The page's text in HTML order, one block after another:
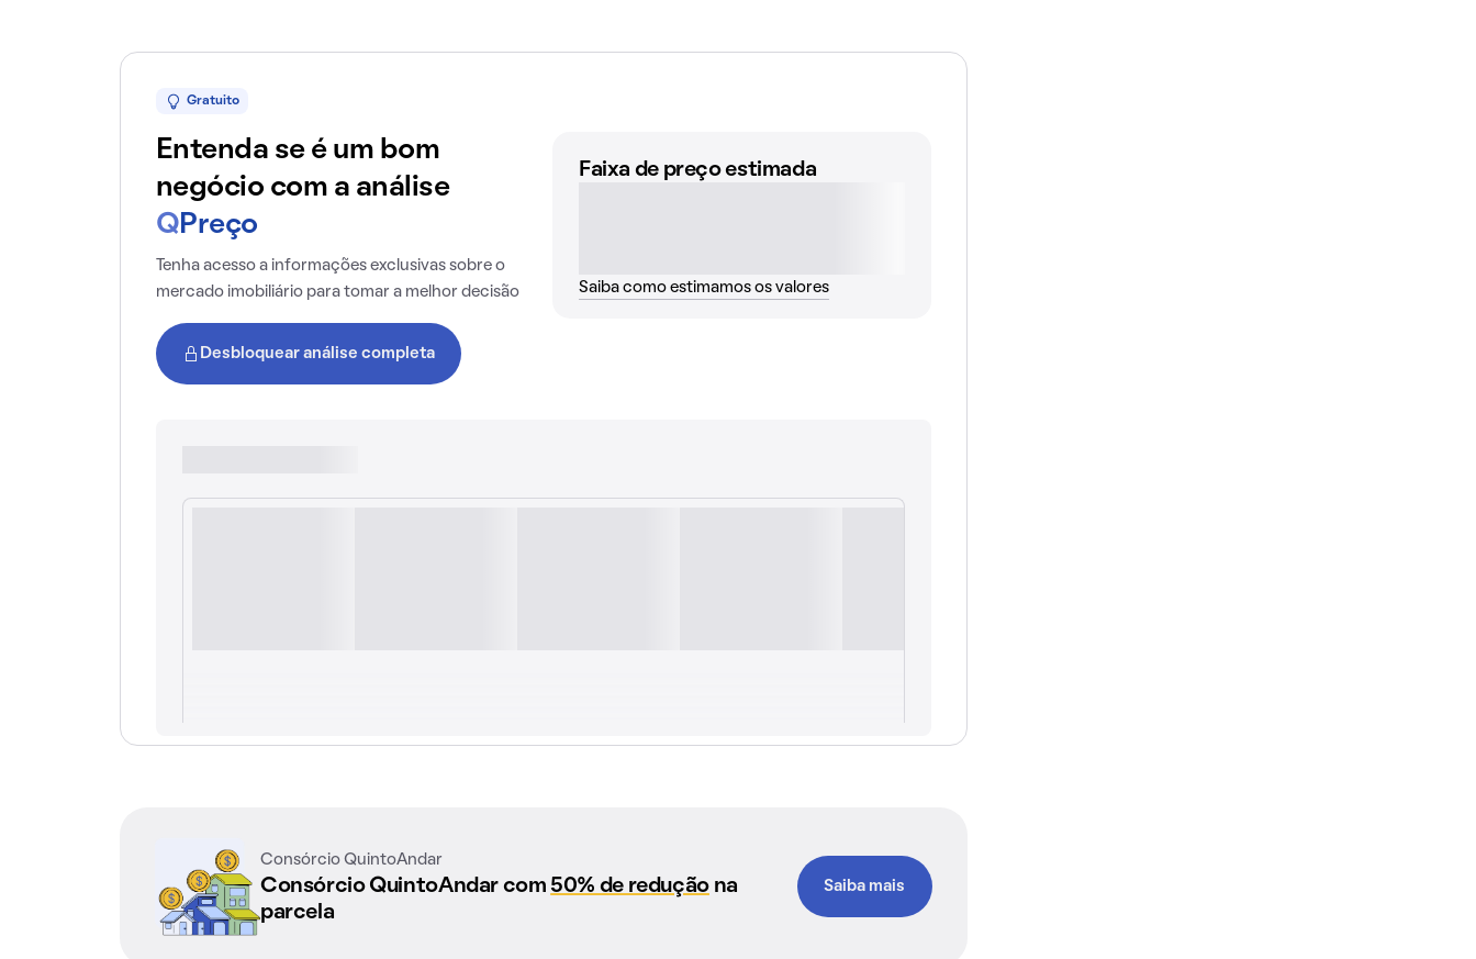
Gratuito
Entenda se é um bom
negócio com a análise
Q Preço
Tenha acesso a informações exclusivas sobre o
mercado imobiliário para tomar a melhor decisão
Desbloquear análise completa
Faixa de preço estimada
Saiba como estimamos os valores
Consórcio QuintoAndar
Consórcio QuintoAndar com 50% de reduçãona
parcela
Saiba mais